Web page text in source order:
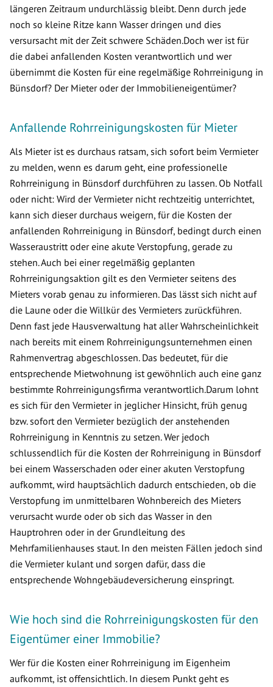
längeren Zeitraum undurchlässig bleibt. Denn durch jede
noch so kleine Ritze kann Wasser dringen und dies
versursacht mit der Zeit schwere Schäden.Doch wer ist für
die dabei anfallenden Kosten verantwortlich und wer
übernimmt die Kosten für eine regelmäßige Rohrreinigung in
Bünsdorf? Der Mieter oder der Immobilieneigentümer?
Anfallende Rohrreinigungskosten für Mieter
Als Mieter ist es durchaus ratsam, sich sofort beim Vermieter
zu melden, wenn es darum geht, eine professionelle
Rohrreinigung in Bünsdorf durchführen zu lassen. Ob Notfall
oder nicht: Wird der Vermieter nicht rechtzeitig unterrichtet,
kann sich dieser durchaus weigern, für die Kosten der
anfallenden Rohrreinigung in Bünsdorf, bedingt durch einen
Wasseraustritt oder eine akute Verstopfung, gerade zu
stehen. Auch bei einer regelmäßig geplanten
Rohrreinigungsaktion gilt es den Vermieter seitens des
Mieters vorab genau zu informieren. Das lässt sich nicht auf
die Laune oder die Willkür des Vermieters zurückführen.
Denn fast jede Hausverwaltung hat aller Wahrscheinlichkeit
nach bereits mit einem Rohrreinigungsunternehmen einen
Rahmenvertrag abgeschlossen. Das bedeutet, für die
entsprechende Mietwohnung ist gewöhnlich auch eine ganz
bestimmte Rohrreinigungsfirma verantwortlich.Darum lohnt
es sich für den Vermieter in jeglicher Hinsicht, früh genug
bzw. sofort den Vermieter bezüglich der anstehenden
Rohrreinigung in Kenntnis zu setzen. Wer jedoch
schlussendlich für die Kosten der Rohrreinigung in Bünsdorf
bei einem Wasserschaden oder einer akuten Verstopfung
aufkommt, wird hauptsächlich dadurch entschieden, ob die
Verstopfung im unmittelbaren Wohnbereich des Mieters
verursacht wurde oder ob sich das Wasser in den
Hauptrohren oder in der Grundleitung des
Mehrfamilienhauses staut. In den meisten Fällen jedoch sind
die Vermieter kulant und sorgen dafür, dass die
entsprechende Wohngebäudeversicherung einspringt.
Wie hoch sind die Rohrreinigungskosten für den
Eigentümer einer Immobilie?
Wer für die Kosten einer Rohrreinigung im Eigenheim
aufkommt, ist offensichtlich. In diesem Punkt geht es